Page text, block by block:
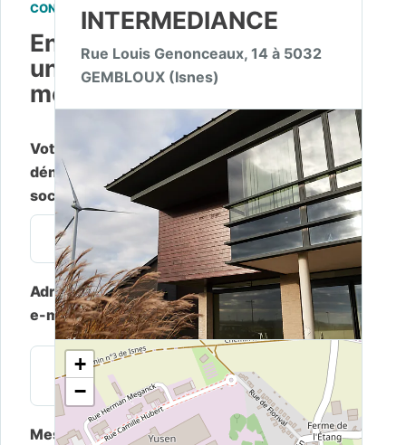
CONTACT
Envoyer
un
message
Votre nom ou
dénomination
sociale *
prénom
*
Adresse
e-mail *
Référence,
le cas
échéant
Message *
INTERMEDIANCE
Rue Louis Genonceaux, 14 à 5032
GEMBLOUX (Isnes)
+
−